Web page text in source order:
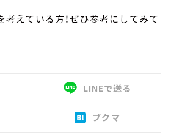
えている方！ぜひ参考にしてみて
LINEで送る
ブクマ